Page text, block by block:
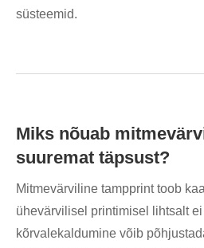
süsteemid.
Miks nõuab
suuremat täpsust?
Mitmevärviline tampprint toob
ühevärvilisel printimisel lihtsalt
kõrvalekaldumine võib